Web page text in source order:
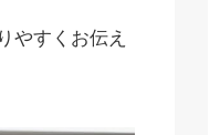
やすくお伝え